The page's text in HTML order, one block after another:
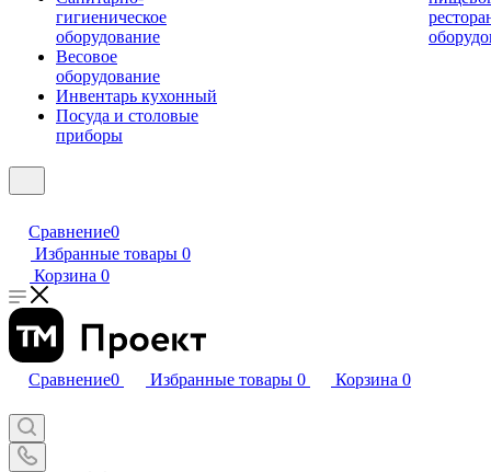
гигиеническое
оборудование
Весовое
оборудование
Инвентарь кухонный
Посуда и столовые
приборы
Сравнение0
Избранные товары 0
Корзина 0
Сравнение0 Избранные товары 0 Корзина 0